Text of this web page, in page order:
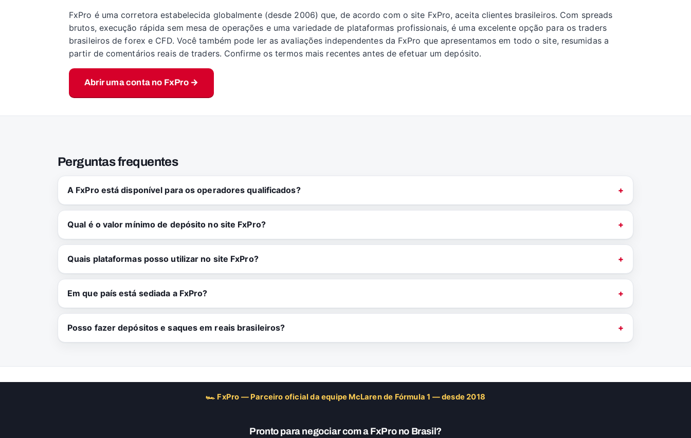
FxPro é uma corretora estabelecida globalmente (desde 2006) que, de acordo com o site FxPro, aceita clientes brasileiros. Com spreads
brutos, execução rápida sem mesa de operações e uma variedade de plataformas profissionais, é uma excelente opção para os traders
brasileiros de forex e CFD. Você também pode ler as avaliações independentes da FxPro que apresentamos em todo o site, resumidas a
partir de comentários reais de traders. Confirme os termos mais recentes antes de efetuar um depósito.
Abrir uma conta no FxPro →
Perguntas frequentes
A FxPro está disponível para os operadores qualificados?
Qual é o valor mínimo de depósito no site FxPro?
Quais plataformas posso utilizar no site FxPro?
Em que país está sediada a FxPro?
Posso fazer depósitos e saques em reais brasileiros?
🏎 FxPro — Parceiro oficial da equipe McLaren de Fórmula 1 — desde 2018
Pronto para negociar com a FxPro no Brasil?